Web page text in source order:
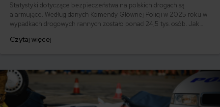
Statystyki dotyczące bezpieczeństwa na polskich drogach są
alarmujące. Według danych Komendy Głównej Policji w 2025 roku w
wypadkach drogowych rannych zostało ponad 24,5 tys. osób. Jak
znajdziesz w tym artykule!
Czytaj więcej